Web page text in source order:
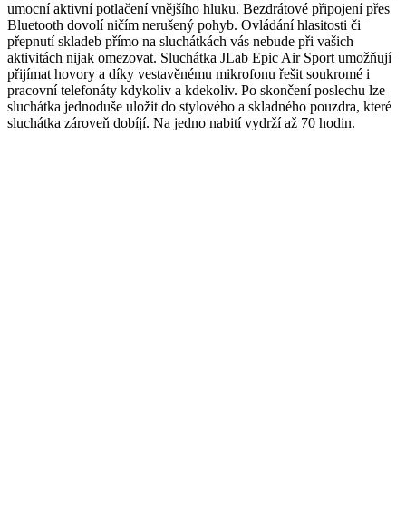
umocní aktivní potlačení vnějšího hluku. Bezdrátové připojení přes
Bluetooth dovolí ničím nerušený pohyb. Ovládání hlasitosti či
přepnutí skladeb přímo na sluchátkách vás nebude při vašich
aktivitách nijak omezovat. Sluchátka JLab Epic Air Sport umožňují
přijímat hovory a díky vestavěnému mikrofonu řešit soukromé i
pracovní telefonáty kdykoliv a kdekoliv. Po skončení poslechu lze
sluchátka jednoduše uložit do stylového a skladného pouzdra, které
sluchátka zároveň dobíjí. Na jedno nabití vydrží až 70 hodin.